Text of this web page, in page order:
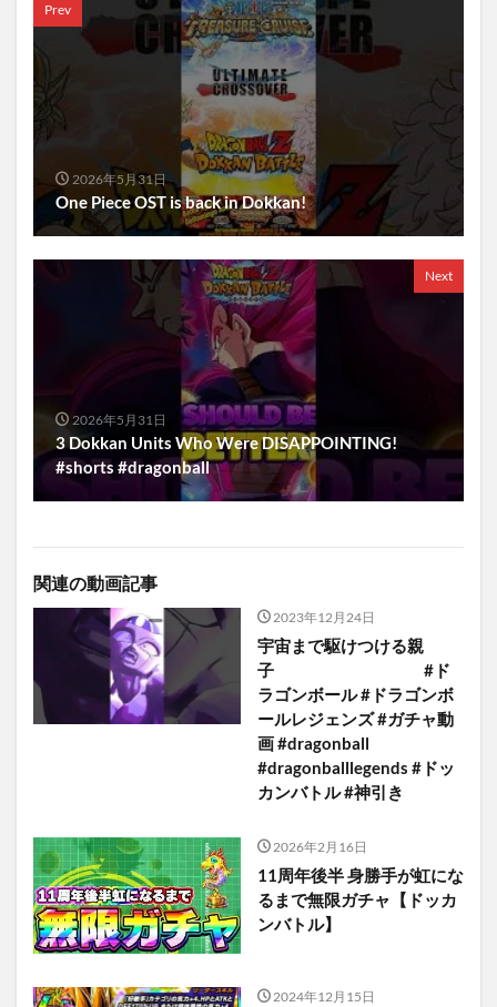
Prev
2026年5月31日
One Piece OST is back in Dokkan!
Next
2026年5月31日
3 Dokkan Units Who Were DISAPPOINTING!
#shorts #dragonball
関連の動画記事
2023年12月24日
宇宙まで駆けつける親
子 #ド
ラゴンボール #ドラゴンボ
ールレジェンズ #ガチャ動
画 #dragonball
#dragonballlegends #ドッ
カンバトル #神引き
2026年2月16日
11周年後半 身勝手が虹にな
るまで無限ガチャ【ドッカ
ンバトル】
2024年12月15日